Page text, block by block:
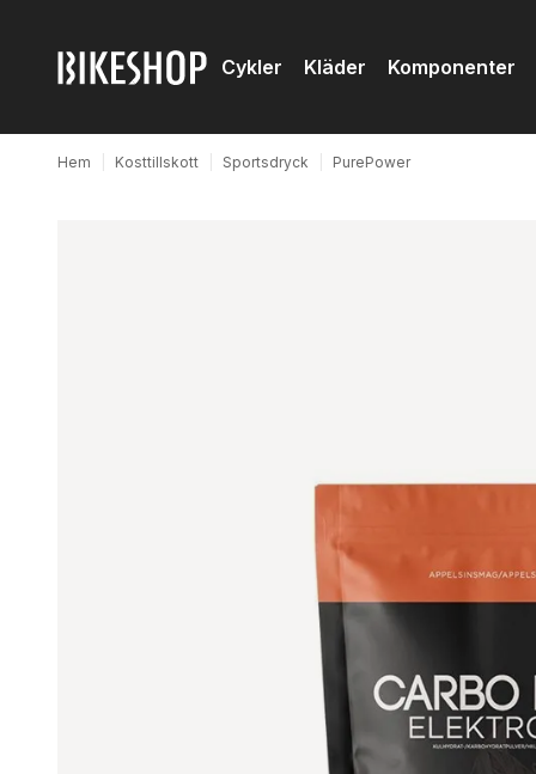
Cykler Kläder Komponenter
Hem Kosttillskott Sportsdryck PurePower